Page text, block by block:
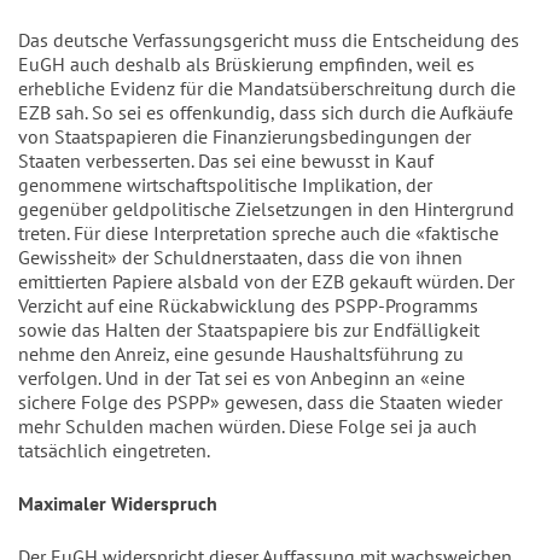
Das deutsche Verfassungsgericht muss die Entscheidung des
EuGH auch deshalb als Brüskierung empfinden, weil es
erhebliche Evidenz für die Mandatsüberschreitung durch die
EZB sah. So sei es offenkundig, dass sich durch die Aufkäufe
von Staatspapieren die Finanzierungsbedingungen der
Staaten verbesserten. Das sei eine bewusst in Kauf
genommene wirtschaftspolitische Implikation, der
gegenüber geldpolitische Zielsetzungen in den Hintergrund
treten. Für diese Interpretation spreche auch die «faktische
Gewissheit» der Schuldnerstaaten, dass die von ihnen
emittierten Papiere alsbald von der EZB gekauft würden. Der
Verzicht auf eine Rückabwicklung des PSPP-Programms
sowie das Halten der Staatspapiere bis zur Endfälligkeit
nehme den Anreiz, eine gesunde Haushaltsführung zu
verfolgen. Und in der Tat sei es von Anbeginn an «eine
sichere Folge des PSPP» gewesen, dass die Staaten wieder
mehr Schulden machen würden. Diese Folge sei ja auch
tatsächlich eingetreten.
Maximaler Widerspruch